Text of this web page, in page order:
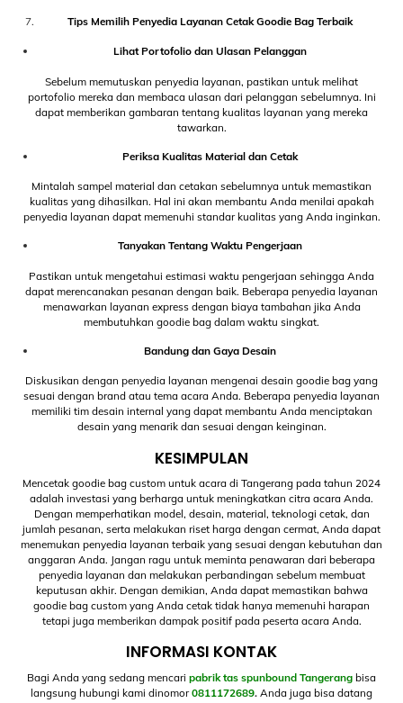
Tips Memilih Penyedia Layanan Cetak Goodie Bag Terbaik
Lihat Portofolio dan Ulasan Pelanggan
Sebelum memutuskan penyedia layanan, pastikan untuk melihat
portofolio mereka dan membaca ulasan dari pelanggan sebelumnya. Ini
dapat memberikan gambaran tentang kualitas layanan yang mereka
tawarkan.
Periksa Kualitas Material dan Cetak
Mintalah sampel material dan cetakan sebelumnya untuk memastikan
kualitas yang dihasilkan. Hal ini akan membantu Anda menilai apakah
penyedia layanan dapat memenuhi standar kualitas yang Anda inginkan.
Tanyakan Tentang Waktu Pengerjaan
Pastikan untuk mengetahui estimasi waktu pengerjaan sehingga Anda
dapat merencanakan pesanan dengan baik. Beberapa penyedia layanan
menawarkan layanan express dengan biaya tambahan jika Anda
membutuhkan goodie bag dalam waktu singkat.
Bandung dan Gaya Desain
Diskusikan dengan penyedia layanan mengenai desain goodie bag yang
sesuai dengan brand atau tema acara Anda. Beberapa penyedia layanan
memiliki tim desain internal yang dapat membantu Anda menciptakan
desain yang menarik dan sesuai dengan keinginan.
KESIMPULAN
Mencetak goodie bag custom untuk acara di Tangerang pada tahun 2024
adalah investasi yang berharga untuk meningkatkan citra acara Anda.
Dengan memperhatikan model, desain, material, teknologi cetak, dan
jumlah pesanan, serta melakukan riset harga dengan cermat, Anda dapat
menemukan penyedia layanan terbaik yang sesuai dengan kebutuhan dan
anggaran Anda. Jangan ragu untuk meminta penawaran dari beberapa
penyedia layanan dan melakukan perbandingan sebelum membuat
keputusan akhir. Dengan demikian, Anda dapat memastikan bahwa
goodie bag custom yang Anda cetak tidak hanya memenuhi harapan
tetapi juga memberikan dampak positif pada peserta acara Anda.
INFORMASI KONTAK
Bagi Anda yang sedang mencari pabrik tas spunbound Tangerang bisa
langsung hubungi kami dinomor 0811172689. Anda juga bisa datang